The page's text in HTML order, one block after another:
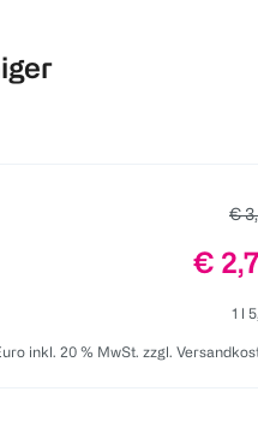
€
€
1 l
inkl. 20 % MwSt. zzgl.